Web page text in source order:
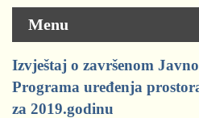
Menu
Izvještaj o završenom
Programa uređenja
za 2019.godinu